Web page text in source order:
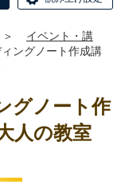
＞
イベント・講
ィングノート作成講
グノート作
人の教室